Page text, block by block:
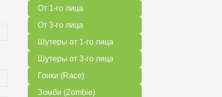
От 1-го лица
От 3-го лица
Шутеры от 1-го лица
Шутеры от 3-го лица
Гонки (Race)
Зомби (Zombie)